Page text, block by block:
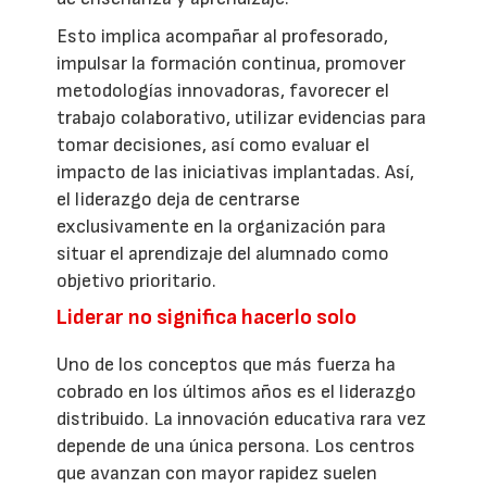
Esto implica acompañar al profesorado,
impulsar la formación continua, promover
metodologías innovadoras, favorecer el
trabajo colaborativo, utilizar evidencias para
tomar decisiones, así como evaluar el
impacto de las iniciativas implantadas. Así,
el liderazgo deja de centrarse
exclusivamente en la organización para
situar el aprendizaje del alumnado como
objetivo prioritario.
Liderar no significa hacerlo solo
Uno de los conceptos que más fuerza ha
cobrado en los últimos años es el liderazgo
distribuido. La innovación educativa rara vez
depende de una única persona. Los centros
que avanzan con mayor rapidez suelen